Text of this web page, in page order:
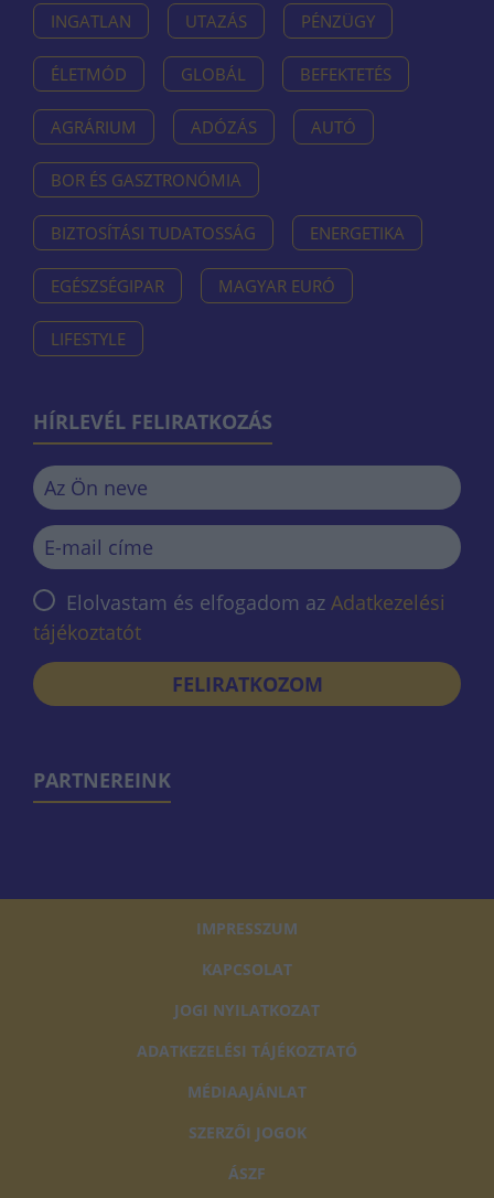
INGATLAN UTAZÁS PÉNZÜGY
ÉLETMÓD GLOBÁL BEFEKTETÉS
AGRÁRIUM ADÓZÁS AUTÓ
BOR ÉS GASZTRONÓMIA
BIZTOSÍTÁSI TUDATOSSÁG ENERGETIKA
EGÉSZSÉGIPAR MAGYAR EURÓ
LIFESTYLE
HÍRLEVÉL FELIRATKOZÁS
Elolvastam és elfogadom az Adatkezelési
tájékoztatót
FELIRATKOZOM
PARTNEREINK
IMPRESSZUM
KAPCSOLAT
JOGI NYILATKOZAT
ADATKEZELÉSI TÁJÉKOZTATÓ
MÉDIAAJÁNLAT
SZERZŐI JOGOK
ÁSZF